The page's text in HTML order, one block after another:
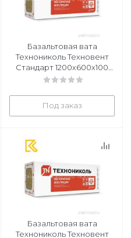
Базальтовая вата
Технониколь Техновент
Стандарт 1200х600х100
мм 4 плиты в уп
Под заказ
Базальтовая вата
Технониколь Техновент